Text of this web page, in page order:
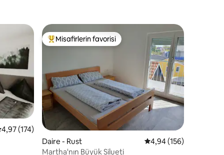
arasında
üzerinden ortalama 4,97 puan, 174 değerlendirme
4,97 (174)
Misafirlerin favorilerinden en beğenilenler arasında
Misafirlerin favorisi
Daire - Rust 5 üzerinden ortalama
4,94 (156)
Martha'nın Büyük Silueti